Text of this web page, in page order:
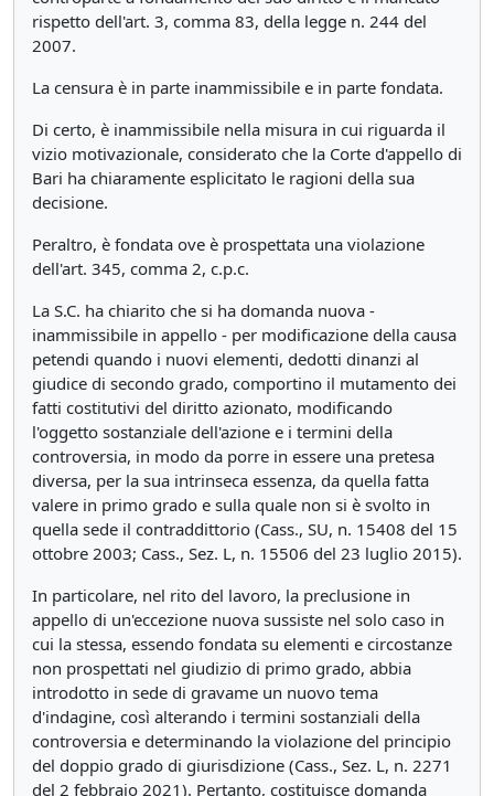
rispetto dell'art. 3, comma 83, della legge n. 244 del
2007.
La censura è in parte inammissibile e in parte fondata.
Di certo, è inammissibile nella misura in cui riguarda il
vizio motivazionale, considerato che la Corte d'appello di
Bari ha chiaramente esplicitato le ragioni della sua
decisione.
Peraltro, è fondata ove è prospettata una violazione
dell'art. 345, comma 2, c.p.c.
La S.C. ha chiarito che si ha domanda nuova -
inammissibile in appello - per modificazione della causa
petendi quando i nuovi elementi, dedotti dinanzi al
giudice di secondo grado, comportino il mutamento dei
fatti costitutivi del diritto azionato, modificando
l'oggetto sostanziale dell'azione e i termini della
controversia, in modo da porre in essere una pretesa
diversa, per la sua intrinseca essenza, da quella fatta
valere in primo grado e sulla quale non si è svolto in
quella sede il contraddittorio (Cass., SU, n. 15408 del 15
ottobre 2003; Cass., Sez. L, n. 15506 del 23 luglio 2015).
In particolare, nel rito del lavoro, la preclusione in
appello di un'eccezione nuova sussiste nel solo caso in
cui la stessa, essendo fondata su elementi e circostanze
non prospettati nel giudizio di primo grado, abbia
introdotto in sede di gravame un nuovo tema
d'indagine, così alterando i termini sostanziali della
controversia e determinando la violazione del principio
del doppio grado di giurisdizione (Cass., Sez. L, n. 2271
del 2 febbraio 2021). Pertanto, costituisce domanda